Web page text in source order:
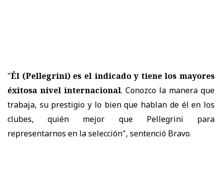
"Él (Pellegrini) es el indicado y tiene los mayores
éxitosa nivel internacional. Conozco la manera que
trabaja, su prestigio y lo bien que hablan de él en los
clubes, quién mejor que Pellegrini para
representarnos en la selección", sentenció Bravo.